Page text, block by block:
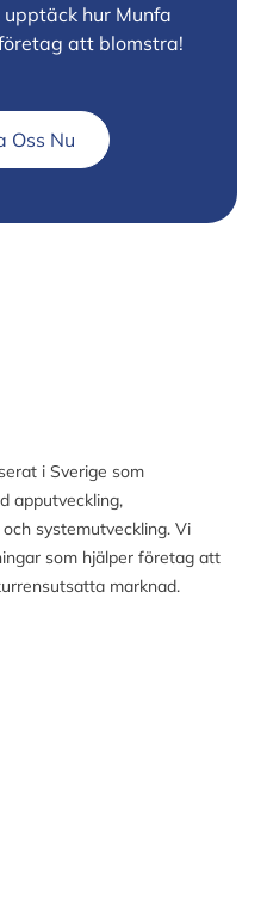
hur Munfa
att blomstra!
Oss Nu
i Sverige som
apputveckling,
systemutveckling. Vi
som hjälper företag att
marknad.